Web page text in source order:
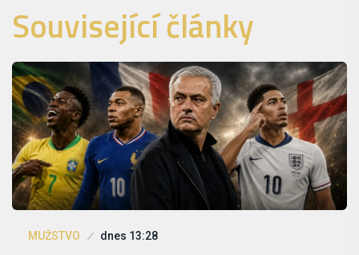
Související články
MUŽSTVO dnes 13:28